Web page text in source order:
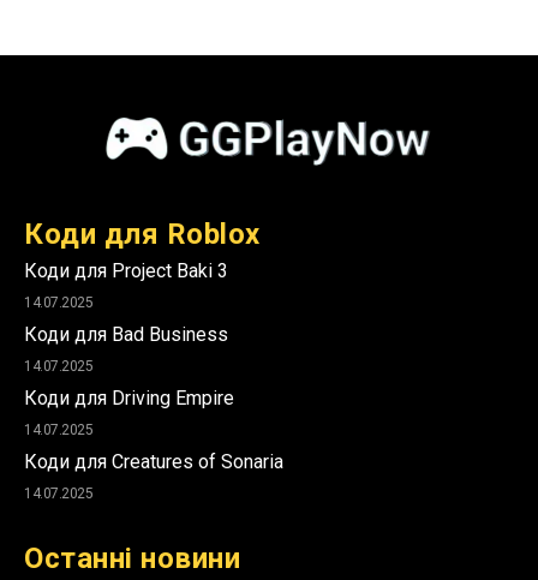
Коди для Roblox
Коди для Project Baki 3
14.07.2025
Коди для Bad Business
14.07.2025
Коди для Driving Empire
14.07.2025
Коди для Creatures of Sonaria
14.07.2025
Останні новини